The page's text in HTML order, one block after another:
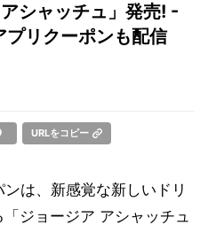
シャッチュ」発売! -
リクーポンも配信
URLをコピー
は、新感覚な新しいドリ
ジョージア アシャッチュ